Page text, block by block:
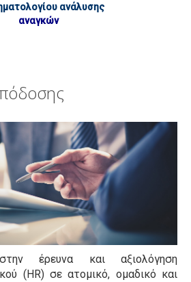
ανάλυσης
αναγκών
στην έρευνα και αξιολόγηση
(HR) σε ατομικό, ομαδικό και